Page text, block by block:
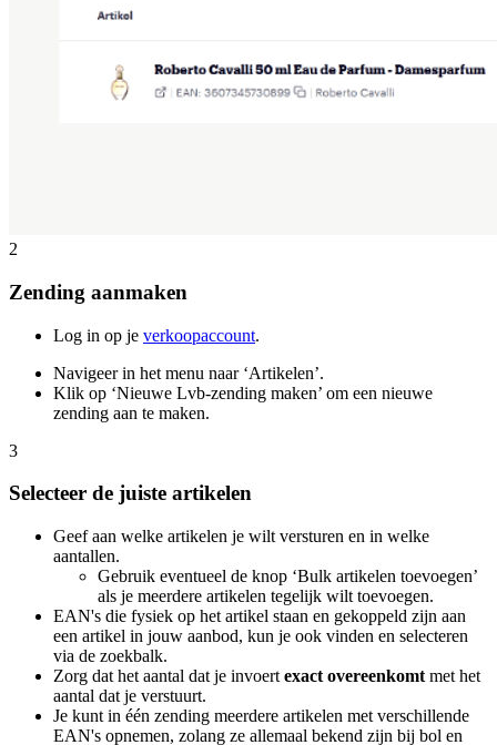
2
Zending aanmaken
Log in op je verkoopaccount.
Navigeer in het menu naar ‘Artikelen’.
Klik op ‘Nieuwe Lvb-zending maken’ om een nieuwe
zending aan te maken.
3
Selecteer de juiste artikelen
Geef aan welke artikelen je wilt versturen en in welke
aantallen.
Gebruik eventueel de knop ‘Bulk artikelen toevoegen’
als je meerdere artikelen tegelijk wilt toevoegen.
EAN's die fysiek op het artikel staan en gekoppeld zijn aan
een artikel in jouw aanbod, kun je ook vinden en selecteren
via de zoekbalk.
Zorg dat het aantal dat je invoert exact overeenkomt met het
aantal dat je verstuurt.
Je kunt in één zending meerdere artikelen met verschillende
EAN's opnemen, zolang ze allemaal bekend zijn bij bol en